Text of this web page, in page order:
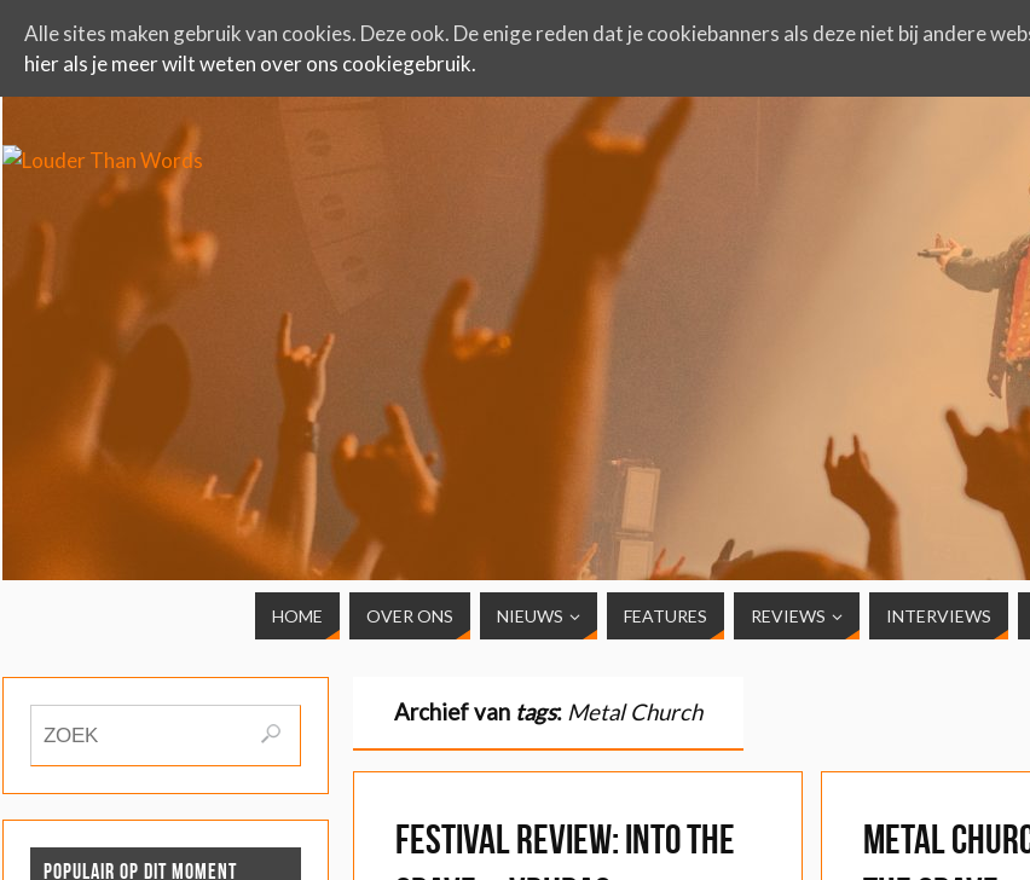
HOME OVER ONS NIEUWS FEATURES REVIEWS INTERVIEWS
Archief van tags: Metal Church
FESTIVAL REVIEW: Into the
Metal
POPULAIR OP DIT MOMENT
Alle sites maken gebruik van cookies. Deze ook. De enige reden dat je cookiebanners als deze niet bij andere
hier als je meer wilt weten over ons cookiegebruik.